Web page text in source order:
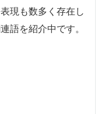
現も数多く存在し
語を紹介中です。